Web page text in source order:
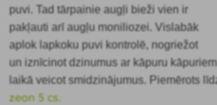
puvi. Tad tārpainie augļi bieži vien ir
pakļauti arī augļu moniliozei. Vislabāk
aplok lapkoku puvi kontrolē, nogriežot
un iznīcinot dzinumus ar kāpuru
laikā veicot smidzinājumus. Piemērots
zeon 5 cs.